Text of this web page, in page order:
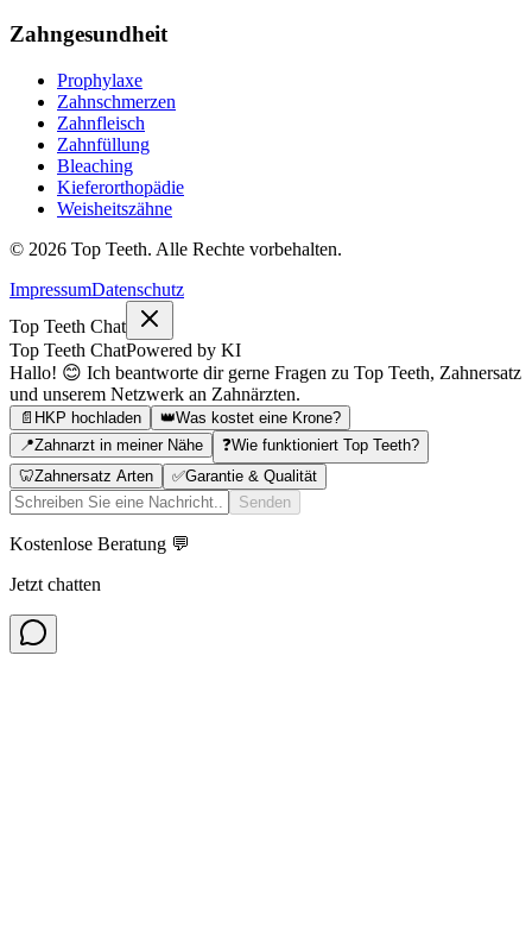
Zahngesundheit
Prophylaxe
Zahnschmerzen
Zahnfleisch
Zahnfüllung
Bleaching
Kieferorthopädie
Weisheitszähne
© 2026 Top Teeth. Alle Rechte vorbehalten.
ImpressumDatenschutz
Top Teeth Chat
Top Teeth ChatPowered by KI
Hallo! 😊 Ich beantworte dir gerne Fragen zu Top Teeth, Zahnersatz
und unserem Netzwerk an Zahnärzten.
📄 HKP hochladen 👑Was kostet eine Krone?
📍Zahnarzt in meiner Nähe ❓Wie funktioniert Top Teeth?
🦷Zahnersatz Arten ✅Garantie & Qualität
Senden
Kostenlose Beratung 💬
Jetzt chatten